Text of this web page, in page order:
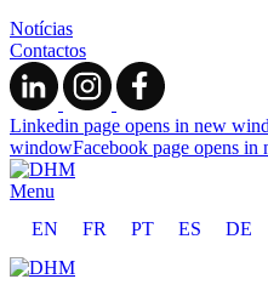
Notícias
Contactos
Linkedin page opens in new
windowFacebook page opens
Menu
EN
FR PT ES DE